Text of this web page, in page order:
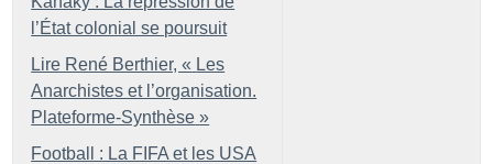
l’État colonial se poursuit
Lire René Berthier, « Les
Anarchistes et l’organisation.
Plateforme-Synthèse »
Football : La FIFA et les USA